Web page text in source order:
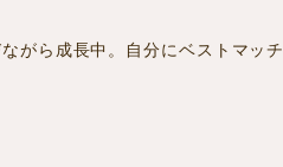
がら成長中。自分にベストマッチ